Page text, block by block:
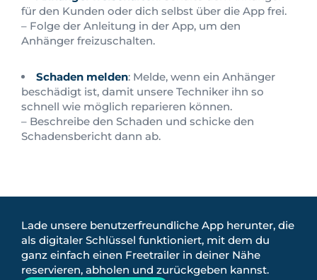
für den Kunden oder dich selbst über die App frei.
– Folge der Anleitung in der App, um den
Anhänger freizuschalten.
Schaden melden: Melde, wenn ein Anhänger
beschädigt ist, damit unsere Techniker ihn so
schnell wie möglich reparieren können.
– Beschreibe den Schaden und schicke den
Schadensbericht dann ab.
Lade unsere benutzerfreundliche App herunter, die
als digitaler Schlüssel funktioniert, mit dem du
ganz einfach einen Freetrailer in deiner Nähe
reservieren, abholen und zurückgeben kannst.